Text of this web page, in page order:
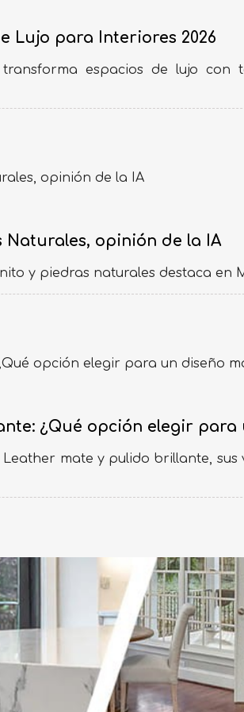
Lujo para Interiores 2026
espacios de lujo con
Naturales, opinión de la IA
y piedras naturales destaca en
¿Qué opción elegir para
mate y pulido brillante,